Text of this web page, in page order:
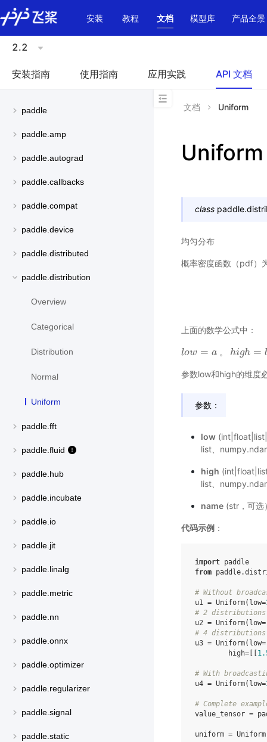
\u200E
安装
教程 文档 模型库 产品全景
2.2
安装指南 使用指南 应用实践 API 文档
paddle
paddle.amp
paddle.autograd
paddle.callbacks
paddle.compat
paddle.device
paddle.distributed
paddle.distribution
Overview
Categorical
Distribution
Normal
Uniform
paddle.fft
paddle.fluid
paddle.hub
paddle.incubate
paddle.io
paddle.jit
paddle.linalg
paddle.metric
paddle.nn
paddle.onnx
paddle.optimizer
paddle.regularizer
paddle.signal
paddle.static
文档 Uniform
Uniform
class
均匀分布
概率密度函数（pdf）
上面的数学公式中：
low = a
low= a 。 high =
high= b
参数low和high的维度
参数：
low
list、
high
list、
name(str，可选
代码示例 ：
import paddle
from
# Without
u1
= Uniform( low=
# 2
u2 = Uniform( low=
# 4 distributions
u3 = Uniform( low=
high= [[
# With
u4 = Uniform( low=
# Complete
value_tensor =
uniform = Uniform